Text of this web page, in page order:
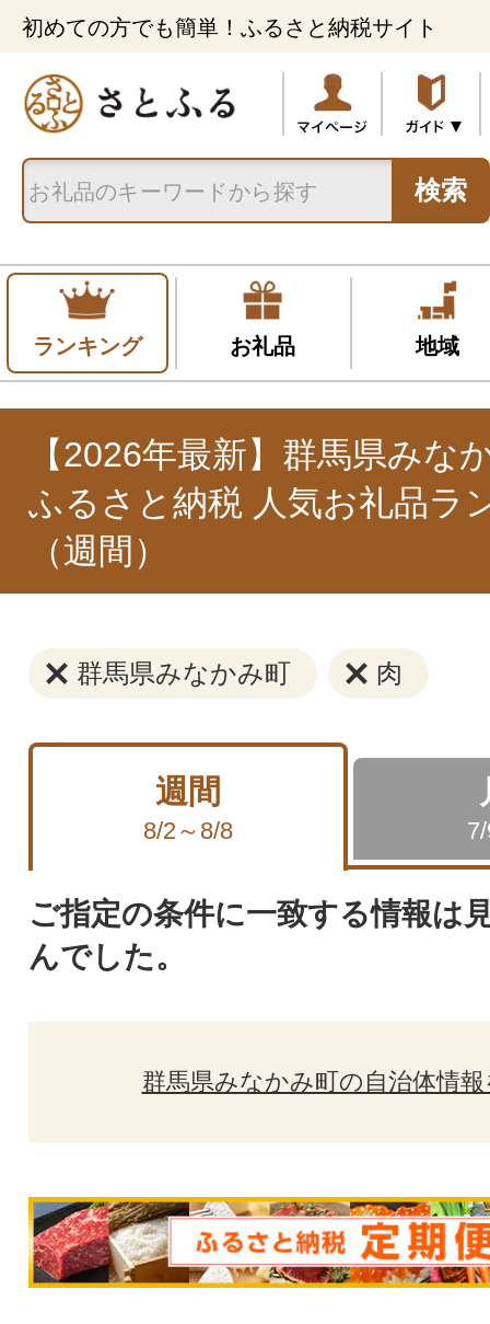
初めての方でも簡単！ふるさと納税サイト
検索
ランキング お礼品 地域
【2026年最新】群馬県みな
ふるさと納税 人気お礼品ラ
（週間）
群馬県みなかみ町 肉
週間
8/2～8/8
ご指定の条件に一致する情報は
んでした。
群馬県みなかみ町の自治体情